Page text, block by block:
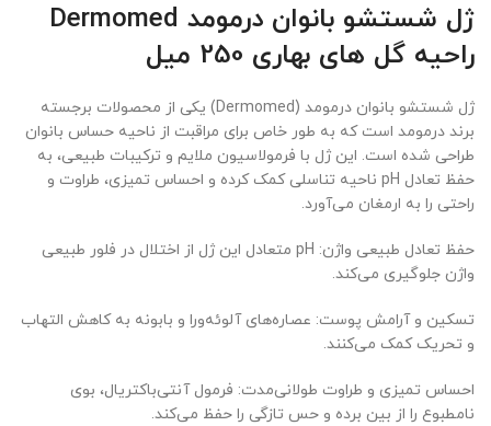
ژل شستشو بانوان درمومد Dermomed
راحیه گل های بهاری 250 میل
ژل شستشو بانوان درمومد (Dermomed) یکی از محصولات برجسته
برند درمومد است که به طور خاص برای مراقبت از ناحیه حساس بانوان
طراحی شده است. این ژل با فرمولاسیون ملایم و ترکیبات طبیعی، به
حفظ تعادل pH ناحیه تناسلی کمک کرده و احساس تمیزی، طراوت و
راحتی را به ارمغان می‌آورد.
حفظ تعادل طبیعی واژن: pH متعادل این ژل از اختلال در فلور طبیعی
واژن جلوگیری می‌کند.
تسکین و آرامش پوست: عصاره‌های آلوئه‌ورا و بابونه به کاهش التهاب
و تحریک کمک می‌کنند.
احساس تمیزی و طراوت طولانی‌مدت: فرمول آنتی‌باکتریال، بوی
نامطبوع را از بین برده و حس تازگی را حفظ می‌کند.